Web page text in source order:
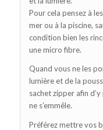
Pour cela pensez à
mer ou à la piscine,
condition bien les
une micro fibre.
Quand vous ne les
lumière et de la
sachet zipper afin
ne s’emmêle.
Préférez mettre vos